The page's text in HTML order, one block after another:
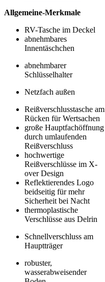
Allgemeine-Merkmale
RV-Tasche im Deckel
abnehmbares
Innentäschchen
abnehmbarer
Schlüsselhalter
Netzfach außen
Reißverschlusstasche am
Rücken für Wertsachen
große Hauptfachöffnung
durch umlaufenden
Reißverschluss
hochwertige
Reißverschlüsse im X-
over Design
Reflektierendes Logo
beidseitig für mehr
Sicherheit bei Nacht
thermoplastische
Verschlüsse aus Delrin
Schnellverschluss am
Hauptträger
robuster,
wasserabweisender